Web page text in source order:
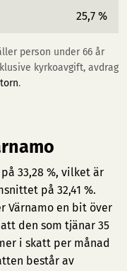
25,7 %
person under 66 år
kyrkoavgift, avdrag
.
33,28 %, vilket är
på 32,41 %.
Värnamo en bit över
den som tjänar 35
i skatt per månad
består av